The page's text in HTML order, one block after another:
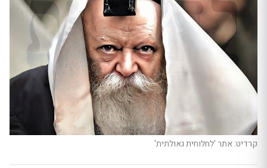
קרדיט: אתר 'לחלוחית גאולתית'